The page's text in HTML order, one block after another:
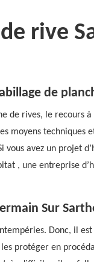
rive
de
de rives, le recours
moyens techniques
avez un projet
, une entreprise
Sur
Donc, il
protéger en